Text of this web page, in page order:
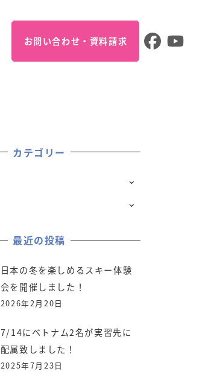
お問い合わせ・資料請求
カテゴリー
最近の投稿
日本の冬を楽しめるスキー体験
会を開催しました！
2026年2月20日
7/14にベトナム2名が実習先に
配属致しました！
2025年7月23日